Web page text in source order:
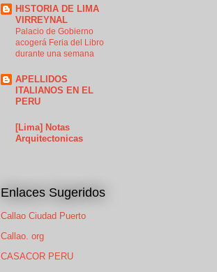
HISTORIA DE LIMA
VIRREYNAL
Palacio de Gobierno
acogerá Feria del Libro
durante una semana
APELLIDOS
ITALIANOS EN EL
PERU
[Lima] Notas
Arquitectonicas
Enlaces Sugeridos
Callao Ciudad Puerto
Callao. org
CASACOR PERU